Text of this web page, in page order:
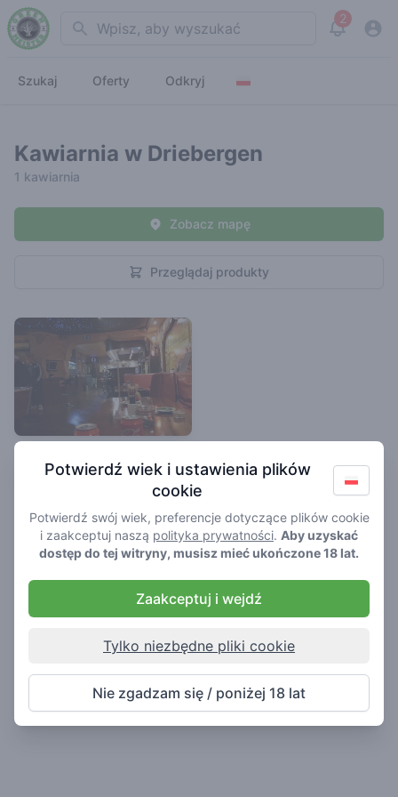
Search 2
View
Szukaj Oferty Odkryj
Kawiarnia w Driebergen
1 kawiarnia
Przeglądaj produkty
Zobacz mapę
Flamingo
Kawiarnia w Driebergen
Potwierdź wiek i ustawienia plików
cookie
Potwierdź swój wiek, preferencje dotyczące plików cookie
i zaakceptuj naszą polityka prywatności. Aby uzyskać
dostęp do tej witryny, musisz mieć ukończone 18 lat.
Zaakceptuj i wejdź
Tylko niezbędne pliki cookie
Nie zgadzam się / poniżej 18 lat